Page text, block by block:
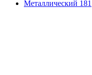
Металлический 181